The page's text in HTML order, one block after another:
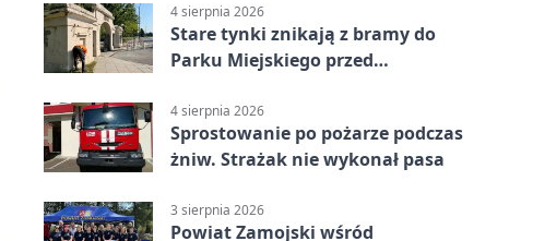
4 sierpnia 2026
Stare tynki znikają z bramy do
Parku Miejskiego przed
4 sierpnia 2026
Sprostowanie po pożarze podczas
żniw. Strażak nie wykonał pasa
3 sierpnia 2026
Powiat Zamojski wśród